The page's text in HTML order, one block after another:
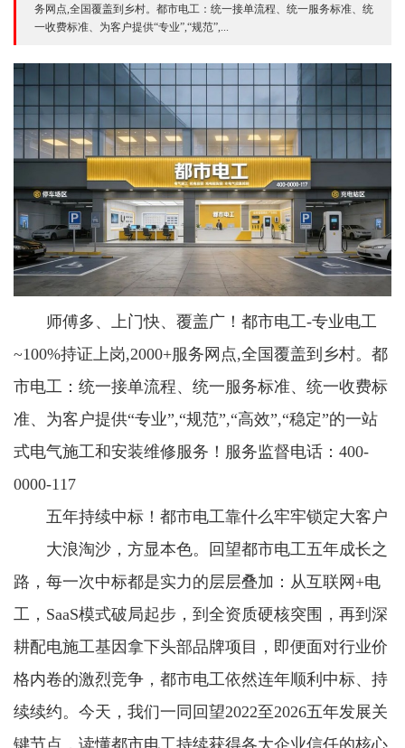
务网点,全国覆盖到乡村。都市电工：统一接单流程、统一服务标准、统
一收费标准、为客户提供“专业”,“规范”,...
师傅多、上门快、覆盖广！都市电工-专业电工
~100%持证上岗,2000+服务网点,全国覆盖到乡村。都
市电工：统一接单流程、统一服务标准、统一收费标
准、为客户提供“专业”,“规范”,“高效”,“稳定”的一站
式电气施工和安装维修服务！服务监督电话：400-
0000-117
五年持续中标！都市电工靠什么牢牢锁定大客户
大浪淘沙，方显本色。回望都市电工五年成长之
路，每一次中标都是实力的层层叠加：从互联网+电
工，SaaS模式破局起步，到全资质硬核突围，再到深
耕配电施工基因拿下头部品牌项目，即便面对行业价
格内卷的激烈竞争，都市电工依然连年顺利中标、持
续续约。今天，我们一同回望2022至2026五年发展关